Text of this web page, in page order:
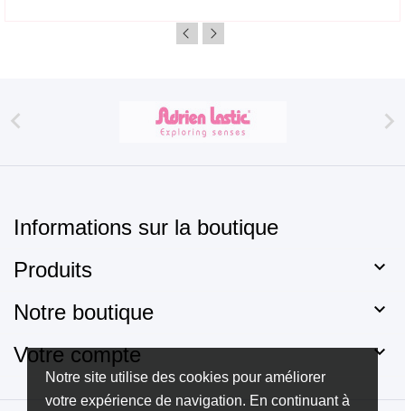
Notre site utilise des cookies pour améliorer
votre expérience de navigation. En continuant à
 
Informations sur la boutique
Produits

Notre boutique 
Votre compte 